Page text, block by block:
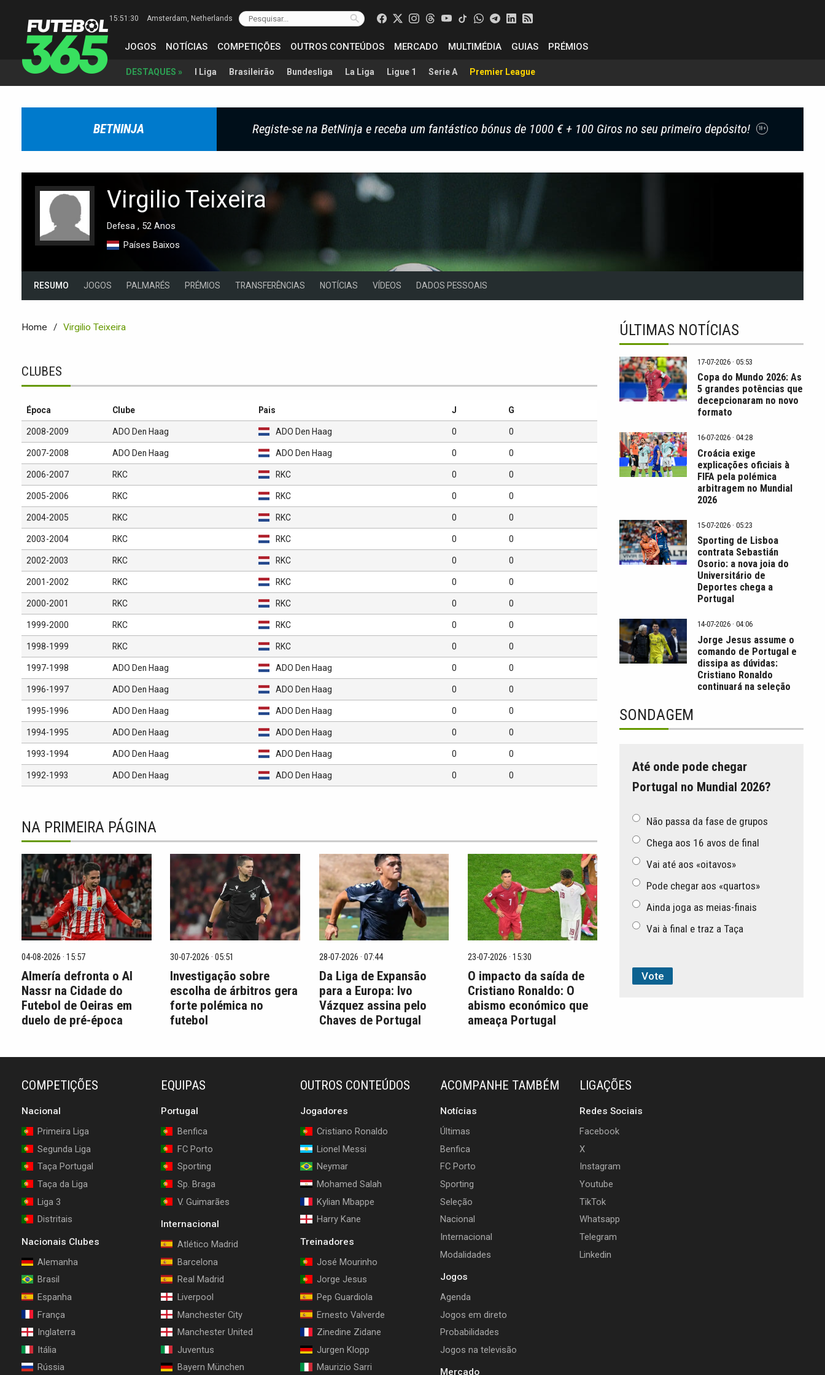
15:51:31 Amsterdam, Netherlands
JOGOS NOTÍCIAS COMPETIÇÕES OUTROS CONTEÚDOS MERCADO MULTIMÉDIA GUIAS PRÉMIOS
DESTAQUES » I Liga Brasileirão Bundesliga La Liga Ligue 1 Serie A Premier League
BETNINJA Registe-se na BetNinja e receba um fantástico bónus de 1000 € + 100 Giros no seu primeiro depósito! 18+
Virgilio Teixeira
Defesa , 52 Anos
Países Baixos
RESUMO JOGOS PALMARÉS PRÉMIOS TRANSFERÊNCIAS NOTÍCIAS VÍDEOS DADOS PESSOAIS
Home Virgilio Teixeira
CLUBES
Época Clube Pais J G
2008-2009 ADO Den Haag ADO Den Haag 0 0
2007-2008 ADO Den Haag ADO Den Haag 0 0
2006-2007 RKC RKC 0 0
2005-2006 RKC RKC 0 0
2004-2005 RKC RKC 0 0
2003-2004 RKC RKC 0 0
2002-2003 RKC RKC 0 0
2001-2002 RKC RKC 0 0
2000-2001 RKC RKC 0 0
1999-2000 RKC RKC 0 0
1998-1999 RKC RKC 0 0
1997-1998 ADO Den Haag ADO Den Haag 0 0
1996-1997 ADO Den Haag ADO Den Haag 0 0
1995-1996 ADO Den Haag ADO Den Haag 0 0
1994-1995 ADO Den Haag ADO Den Haag 0 0
1993-1994 ADO Den Haag ADO Den Haag 0 0
1992-1993 ADO Den Haag ADO Den Haag 0 0
NA PRIMEIRA PÁGINA
04-08-2026 · 15:57
Almería defronta o Al
Nassr na Cidade do
Futebol de Oeiras em
duelo de pré-época
30-07-2026 · 05:51
Investigação sobre
escolha de árbitros gera
forte polémica no
futebol
28-07-2026 · 07:44
Da Liga de Expansão
para a Europa: Ivo
Vázquez assina pelo
Chaves de Portugal
23-07-2026 · 15:30
O impacto da saída de
Cristiano Ronaldo: O
abismo económico que
ameaça Portugal
ÚLTIMAS NOTÍCIAS
17-07-2026 · 05:53
Copa do Mundo 2026: As
5 grandes potências que
decepcionaram no novo
formato
16-07-2026 · 04:28
Croácia exige
explicações oficiais à
FIFA pela polémica
arbitragem no Mundial
2026
15-07-2026 · 05:23
Sporting de Lisboa
contrata Sebastián
Osorio: a nova joia do
Universitário de
Deportes chega a
Portugal
14-07-2026 · 04:06
Jorge Jesus assume o
comando de Portugal e
dissipa as dúvidas:
Cristiano Ronaldo
continuará na seleção
SONDAGEM
Até onde pode chegar
Portugal no Mundial 2026?
Não passa da fase de grupos
Chega aos 16 avos de final
Vai até aos «oitavos»
Pode chegar aos «quartos»
Ainda joga as meias-finais
Vai à final e traz a Taça
COMPETIÇÕES
Nacional
Primeira Liga
Segunda Liga
Taça Portugal
Taça da Liga
Liga 3
Distritais
Nacionais Clubes
Alemanha
Brasil
Espanha
França
Inglaterra
Itália
Rússia
EQUIPAS
Portugal
Benfica
FC Porto
Sporting
Sp. Braga
V. Guimarães
Internacional
Atlético Madrid
Barcelona
Real Madrid
Liverpool
Manchester City
Manchester United
Juventus
Bayern München
OUTROS CONTEÚDOS
Jogadores
Cristiano Ronaldo
Lionel Messi
Neymar
Mohamed Salah
Kylian Mbappe
Harry Kane
Treinadores
José Mourinho
Jorge Jesus
Pep Guardiola
Ernesto Valverde
Zinedine Zidane
Jurgen Klopp
Maurizio Sarri
ACOMPANHE TAMBÉM
Notícias
Últimas
Benfica
FC Porto
Sporting
Seleção
Nacional
Internacional
Modalidades
Jogos
Agenda
Jogos em direto
Probabilidades
Jogos na televisão
Mercado
LIGAÇÕES
Redes Sociais
Facebook
X
Instagram
Youtube
TikTok
Whatsapp
Telegram
Linkedin